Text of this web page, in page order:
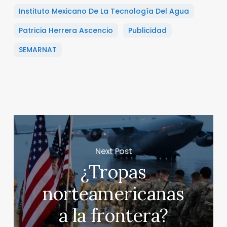
Instituto Mexicano De La Tecnología Del Agua
Patricia Herrera Ascencio
Publicidad
SEMARNAT
Next Post
¿Tropas
norteamericanas
a la frontera?